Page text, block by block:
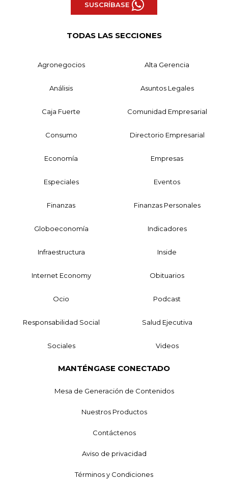
SUSCRÍBASE
TODAS LAS SECCIONES
Agronegocios Alta Gerencia
Análisis Asuntos Legales
Caja Fuerte Comunidad Empresarial
Consumo Directorio Empresarial
Economía Empresas
Especiales Eventos
Finanzas Finanzas Personales
Globoeconomía Indicadores
Infraestructura Inside
Internet Economy Obituarios
Ocio Podcast
Responsabilidad Social Salud Ejecutiva
Sociales Videos
MANTÉNGASE CONECTADO
Mesa de Generación de Contenidos
Nuestros Productos
Contáctenos
Aviso de privacidad
Términos y Condiciones